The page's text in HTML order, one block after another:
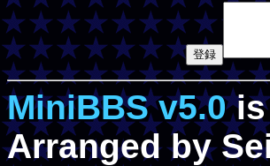
MiniBBS v5.0is
Arranged by